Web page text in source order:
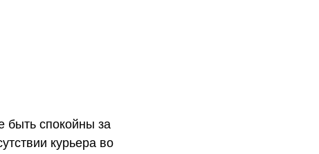
быть спокойны за
курьера во